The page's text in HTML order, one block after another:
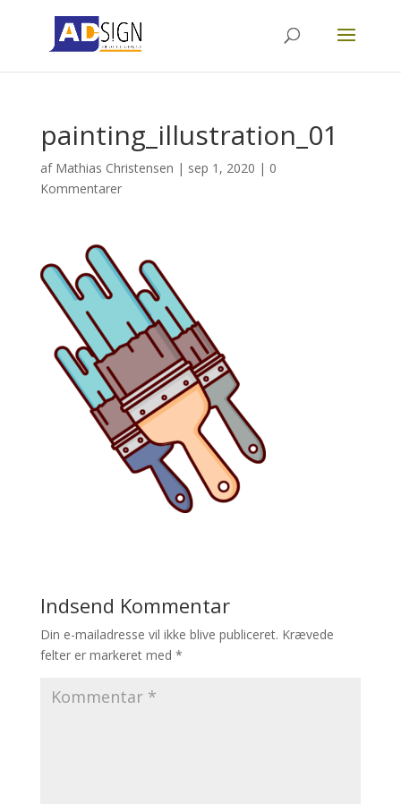
painting_illustration_01
af Mathias Christensen | sep 1, 2020 | 0
Kommentarer
Indsend Kommentar
Din e-mailadresse vil ikke blive publiceret. Krævede
felter er markeret med *